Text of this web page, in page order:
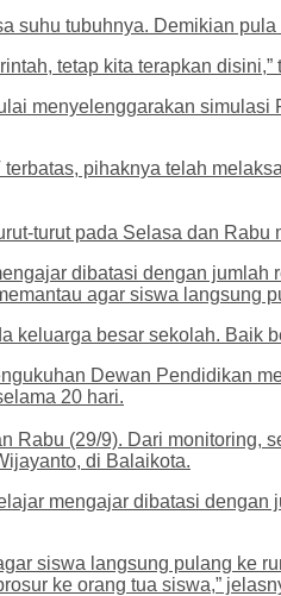
suhu tubuhnya. Demikian
tetap kita terapkan disini,”
menyelenggarakan
pihaknya telah
turut pada Selasa dan
dibatasi dengan
agar siswa langsung
besar sekolah. Baik
Dewan Pendidikan
20 hari.
Rabu (29/9). Dari
di Balaikota.
mengajar dibatasi
siswa langsung pulang ke
ke orang tua siswa,”